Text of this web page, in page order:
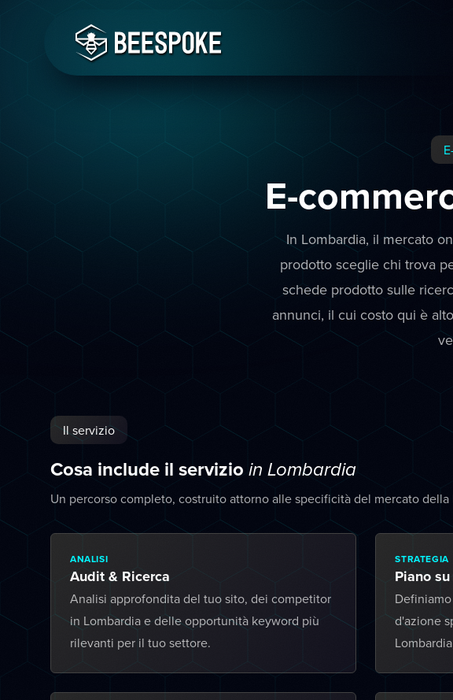
E-
In Lombardia, il mercato
prodotto sceglie chi trova
schede prodotto sulle
annunci, il cui costo qui è
Il servizio
Cosa include il servizio in Lombardia
Un percorso completo, costruito attorno alle specificità del mercato della
ANALISI
Audit & Ricerca
Analisi approfondita del tuo sito, dei competitor
in Lombardia e delle opportunità keyword più
rilevanti per il tuo settore.
STRATEGIA
Piano
d'azione